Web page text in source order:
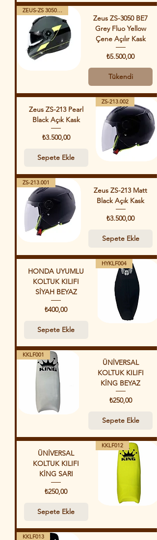
ZEUS-ZS 3050 G BE7 FY
Zeus ZS-3050 BE7
Grey Fluo Yellow
Çene Açılır Kask
Fiyat
₺5.500,00
Tükendi
ZS-213.002
Zeus ZS-213 Pearl
Black Açık Kask
Fiyat
₺3.500,00
Sepete Ekle
ZS-213.001
Zeus ZS-213 Matt
Black Açık Kask
Fiyat
₺3.500,00
Sepete Ekle
HYKLF004
HONDA UYUMLU
KOLTUK KILIFI
SİYAH BEYAZ
Fiyat
₺400,00
Sepete Ekle
KKLF001
ÜNİVERSAL
KOLTUK KILIFI
KİNG BEYAZ
Fiyat
₺250,00
Sepete Ekle
KKLF012
ÜNİVERSAL
KOLTUK KILIFI
KİNG SARI
Fiyat
₺250,00
Sepete Ekle
KKLF013